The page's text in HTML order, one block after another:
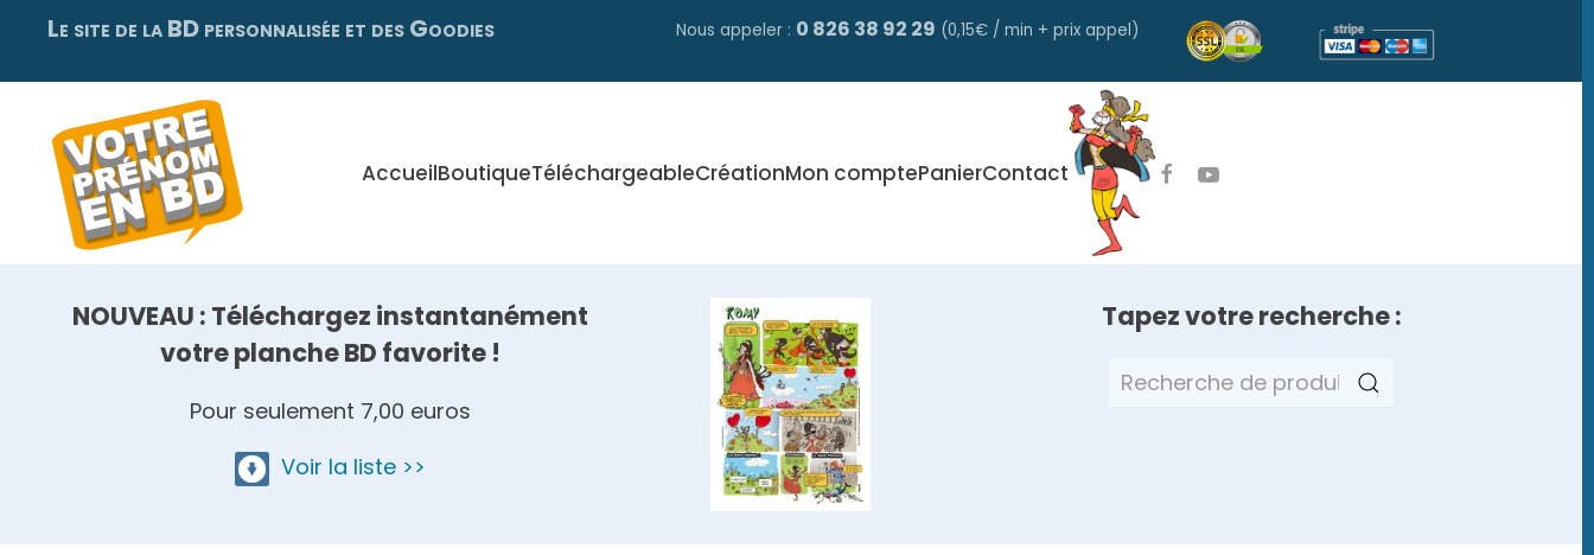
Skip
main
content
Le site de la BD personnalisée et des Goodies Nous appeler : 0 826 38 92 29 (0,15€ / min + prix appel)
AccueilBoutiqueTéléchargeableCréationMon comptePanierContact
NOUVEAU : Téléchargez instantanément
votre planche BD favorite !
Pour seulement 7,00 euros
Voir la liste >>
Tapez votre recherche :
Recherche